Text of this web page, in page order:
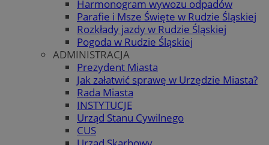
Harmonogram wywozu odpadów
Parafie i Msze Święte w Rudzie Śląskiej
Rozkłady jazdy w Rudzie Śląskiej
Pogoda w Rudzie Śląskiej
ADMINISTRACJA
Prezydent Miasta
Jak załatwić sprawę w Urzędzie Miasta?
Rada Miasta
INSTYTUCJE
Urząd Stanu Cywilnego
CUS